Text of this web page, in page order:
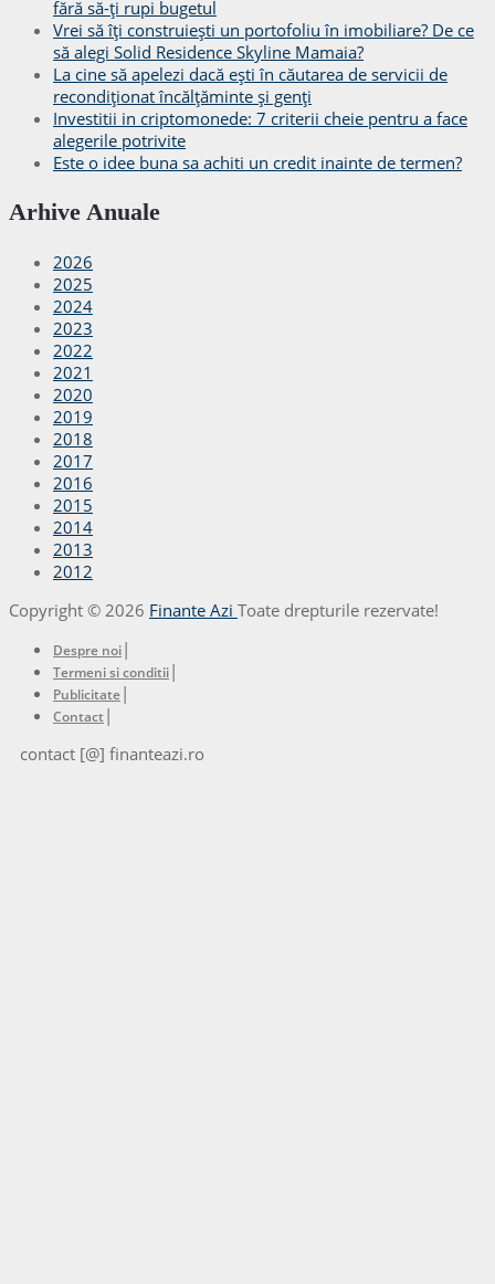
fără să-ți rupi bugetul
Vrei să îți construiești un portofoliu în imobiliare? De ce
să alegi Solid Residence Skyline Mamaia?
La cine să apelezi dacă ești în căutarea de servicii de
recondiționat încălțăminte și genți
Investitii in criptomonede: 7 criterii cheie pentru a face
alegerile potrivite
Este o idee buna sa achiti un credit inainte de termen?
Arhive Anuale
2026
2025
2024
2023
2022
2021
2020
2019
2018
2017
2016
2015
2014
2013
2012
Copyright © 2026 Finante Azi Toate drepturile rezervate!
Despre noi|
Termeni si conditii|
Publicitate|
Contact|
contact [@] finanteazi.ro